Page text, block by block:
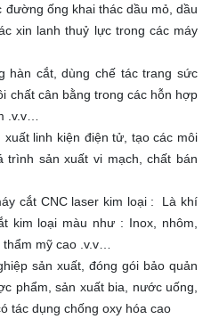
đường ống khai thác dầu mỏ, dầu
xin lanh thuỷ lực trong các máy
hàn cắt, dùng chế tác trang sức
chất cân bằng trong các hỗn hợp
.v.v…
linh kiện điện tử, tạo các môi
sản xuất vi mạch, chất bán
cắt CNC laser kim loại : Là khí
kim loại màu như : Inox, nhôm,
mỹ cao .v.v…
sản xuất, đóng gói bảo quản
phẩm, sản xuất bia, nước uống,
tác dụng chống oxy hóa cao